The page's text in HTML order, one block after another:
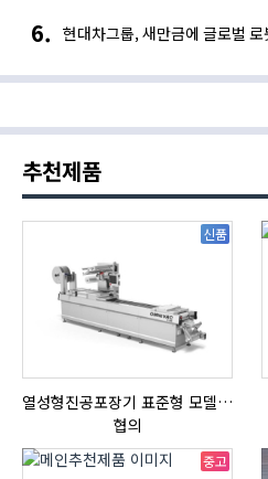
현대차그룹, 새만금에 글로벌
추천제품
신품
열성형진공포장기 표준형 모델 OMNIVAC S-200
협의
중고